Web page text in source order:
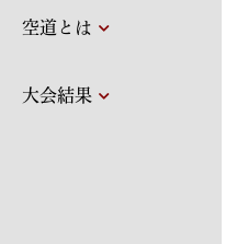
空道とは
大会結果